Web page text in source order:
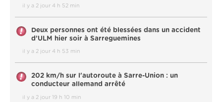
il y a 2 jour 4 h 52 min
Deux personnes ont été blessées dans un accident
d’ULM hier soir à Sarreguemines
il y a 2 jour 4 h 53 min
202 km/h sur l'autoroute à Sarre-Union : un
conducteur allemand arrêté
il y a 2 jour 19 h 10 min